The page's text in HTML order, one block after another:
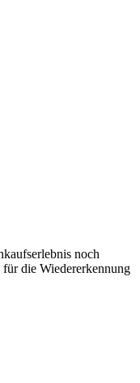
noch
für die Wiedererkennung